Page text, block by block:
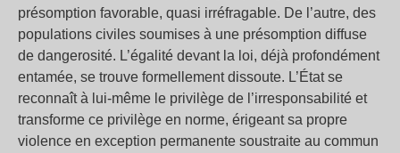
présomption favorable, quasi irréfragable. De l’autre, des
populations civiles soumises à une présomption diffuse
de dangerosité. L’égalité devant la loi, déjà profondément
entamée, se trouve formellement dissoute. L’État se
reconnaît à lui-même le privilège de l’irresponsabilité et
transforme ce privilège en norme, érigeant sa propre
violence en exception permanente soustraite au commun